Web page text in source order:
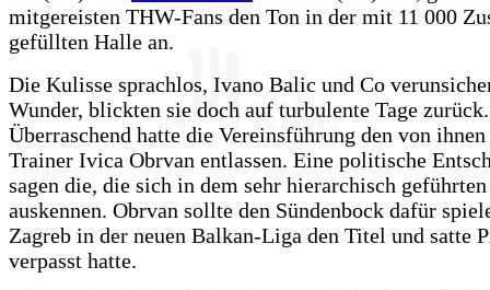
mitgereisten THW-Fans den Ton in der mit 11 000
gefüllten Halle an.
Die Kulisse sprachlos, Ivano Balic und Co
Wunder, blickten sie doch auf turbulente Tage zurück.
Überraschend hatte die Vereinsführung den von ihnen
Trainer Ivica Obrvan entlassen. Eine politische
sagen die, die sich in dem sehr hierarchisch
auskennen. Obrvan sollte den Sündenbock dafür
Zagreb in der neuen Balkan-Liga den Titel und satte
verpasst hatte.